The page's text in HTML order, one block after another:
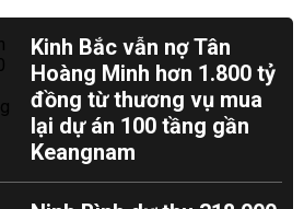
Kinh Bắc vẫn nợ Tân
Hoàng Minh hơn 1.800 tỷ
đồng từ thương vụ mua
lại dự án 100 tầng gần
Keangnam